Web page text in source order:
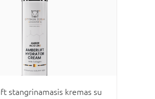
stangrinamasis kremas su